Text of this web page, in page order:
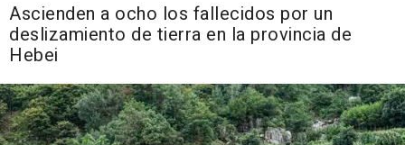
Ascienden a ocho los fallecidos por un
deslizamiento de tierra en la provincia de
Hebei